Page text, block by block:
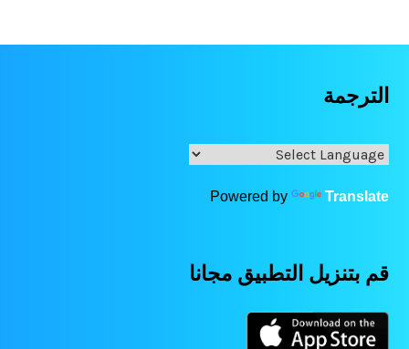
الترجمة
Powered by Translate
قم بتنزيل التطبيق مجانا